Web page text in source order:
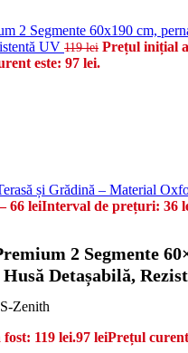
2 Segmente 60x190 cm,
UV 119lei Prețul inițial
este: 97 lei.
și Grădină – Material
– 66 leiInterval de prețuri: 36
2 Segmente
Detașabilă,
Zenith
119 lei.97 leiPrețul